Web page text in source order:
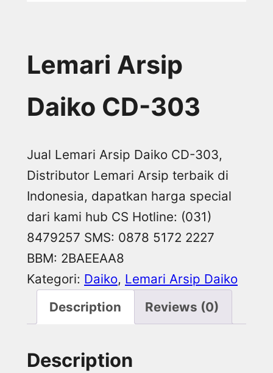
Lemari Arsip
Daiko CD-303
Jual Lemari Arsip Daiko CD-303,
Distributor Lemari Arsip terbaik di
Indonesia, dapatkan harga special
dari kami hub CS Hotline: (031)
8479257 SMS: 0878 5172 2227
BBM: 2BAEEAA8
Kategori: Daiko, Lemari Arsip Daiko
Description
Reviews (0)
Description